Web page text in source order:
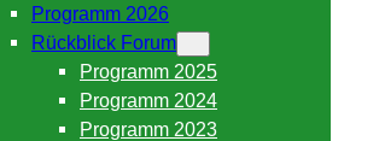
Programm 2026
Rückblick Forum
Programm 2025
Programm 2024
Programm 2023